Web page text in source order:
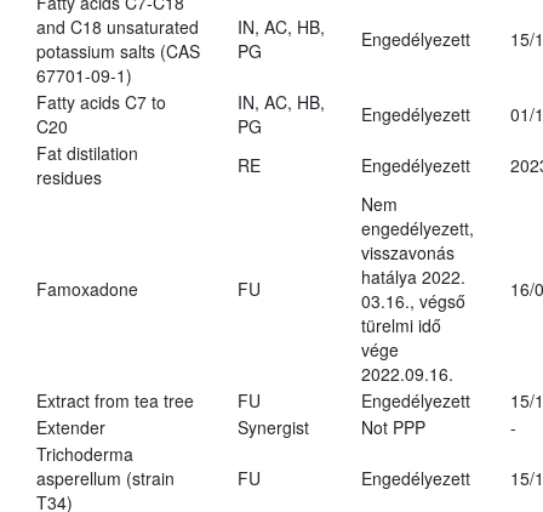
and C18 unsaturated
potassium salts (CAS
67701-09-1)
IN, AC, HB,
PG
Engedélyezett 15/
Fatty acids C7 to
C20
IN, AC, HB,
PG
Engedélyezett
01/
Fat distilation
residues
RE Engedélyezett
Famoxadone FU
Nem
engedélyezett,
visszavonás
hatálya 2022.
03.16., végső
türelmi idő
vége
2022.09.16.
16/
Extract from tea tree FU Engedélyezett
15/
Extender
Synergist Not PPP
-
Trichoderma
asperellum (strain
T34)
FU Engedélyezett 15/